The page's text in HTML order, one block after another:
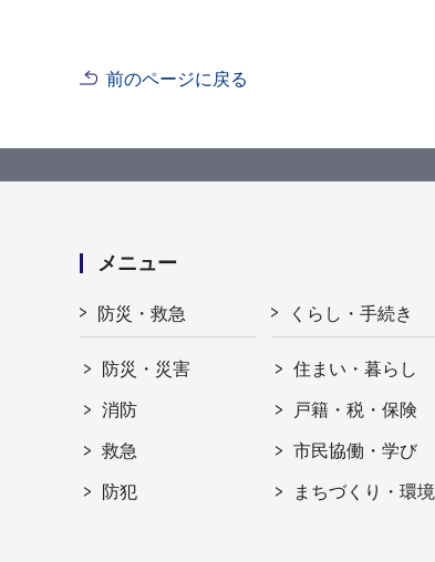
前のページに戻る
メニュー
防災・救急
防災・災害
消防
救急
防犯
くらし・手続き
住まい・暮らし
戸籍・税・保険
市民協働・学び
まちづくり・環境